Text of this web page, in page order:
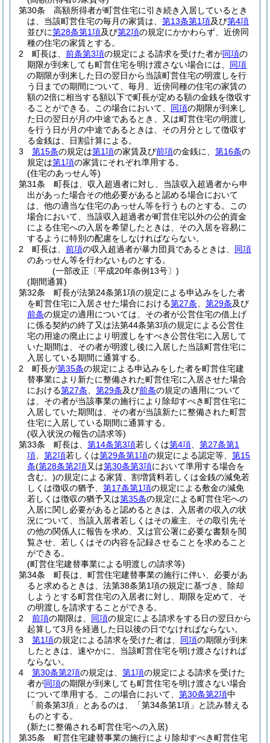
第30条
高額所得者が町営住宅に引き続き入居しているとき
は、当該町営住宅の毎月の家賃は、 第13条第1項及び第4項
並びに第28条第1項及び第2項の規定にかかわらず、近傍同
種の住宅の家賃とする。
2
町長は、 前条第3項の規定による請求を受けた者が同項の
期限が到来しても町営住宅を明け渡さない場合には、 同項
の期限が到来した日の翌日から当該町営住宅の明渡しを行
う日までの期間について、毎月、近傍同種の住宅の家賃の
額の2倍に相当する額以下で町長が定める額の金銭を徴収す
ることができる。
この場合において、 同項の期限が到来し
た日の翌日が月の中途であるとき、又は町営住宅の明渡し
を行う日が月の中途であるときは、その月分として徴収す
る金銭は、日割計算による。
3
第15条の規定は第1項の家賃及び前項の金銭に、 第16条の
規定は第1項の家賃にそれぞれ準用する。
(住宅のあっせん等)
第31条
町長は、収入超過者に対し、当該収入超過者から申
出があった場合その他必要があると認める場合において
は、他の適当な住宅のあっせん等を行うものとする。
この
場合において、当該収入超過者が町営住宅以外の公的資金
による住宅への入居を希望したときは、その入居を容易に
するように特別の配慮をしなければならない。
2
町長は、 前項の収入超過者が暴力団員であるときは、 同項
のあっせん等を行わないものとする。
(一部改正〔平成20年条例13号〕)
(期間通算)
第32条
町長が法第24条第1項の規定による申込みをした者
を町営住宅に入居させた場合における第27条 第29条及び
前条の規定の適用については、その者が公営住宅の借上げ
に係る契約の終了又は法第44条第3項の規定による公営住
宅の用途の廃止により明渡しをすべき公営住宅に入居して
いた期間は、その者が明渡し後に入居した当該町営住宅に
入居している期間に通算する。
2
町長が第35条の規定による申込みをした者を町営住宅建
替事業により新たに整備された町営住宅に入居させた場合
における第27条 第29条及び前条の規定の適用について
は、その者が当該事業の施行により除却すべき町営住宅に
入居していた期間は、その者が当該新たに整備された町営
住宅に入居している期間に通算する。
(収入状況の報告の請求等)
第33条
町長は、 第14条第3項若しくは第4項
第27条第1
項
第2項若しくは第29条第1項の規定による認定等、 第15
条(第28条第2項又は第30条第3項において準用する場合を
含む。)の規定による家賃、割増賃料若しくは金銭の減免若
しくは徴収の猶予、 第17条第1項の規定による敷金の減免
若しくは徴収の猶予又は第35条の規定による町営住宅への
入居に関し必要があると認めるときは、入居者の収入の状
況について、当該入居者若しくはその雇主、その取引先そ
の他の関係人に報告を求め、又は官公署に必要な書類を閲
覧させ、若しくはその内容を記録させることを求めること
ができる。
(町営住宅建替事業による明渡しの請求等)
第34条
町長は、町営住宅建替事業の施行に伴い、必要があ
ると求めるときは、法第38条第1項の規定に基づき、除却
しようとする町営住宅の入居者に対し、期限を定めて、そ
の明渡しを請求することができる。
2
前項の期限は、 同項の規定による請求をする日の翌日から
起算して3月を経過した日以後の日でなければならない。
3
第1項の規定による請求を受けた者は、 同項の期限が到来
したときは、速やかに、当該町営住宅を明け渡さなければ
ならない。
4
第30条第2項の規定は、 第1項の規定による請求を受けた
者が同項の期限が到来しても町営住宅を明け渡さない場合
について準用する。
この場合において、 第30条第2項中
「前条第3項」とあるのは、「第34条第1項」と読み替える
ものとする。
(新たに整備される町営住宅への入居)
第35条
町営住宅建替事業の施行により除却すべき町営住宅